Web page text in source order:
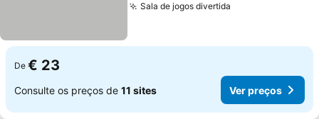
Sala de jogos divertida
De € 23
Consulte os preços de 11 sites Ver preços